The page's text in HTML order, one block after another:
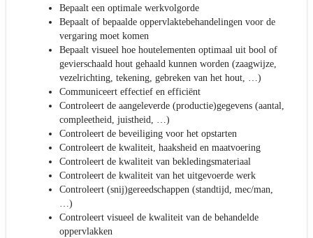
Bepaalt een optimale werkvolgorde
Bepaalt of bepaalde oppervlaktebehandelingen voor de
vergaring moet komen
Bepaalt visueel hoe houtelementen optimaal uit bool of
gevierschaald hout gehaald kunnen worden (zaagwijze,
vezelrichting, tekening, gebreken van het hout, …)
Communiceert effectief en efficiënt
Controleert de aangeleverde (productie)gegevens (aantal,
compleetheid, juistheid, …)
Controleert de beveiliging voor het opstarten
Controleert de kwaliteit, haaksheid en maatvoering
Controleert de kwaliteit van bekledingsmateriaal
Controleert de kwaliteit van het uitgevoerde werk
Controleert (snij)gereedschappen (standtijd, mec/man,
…)
Controleert visueel de kwaliteit van de behandelde
oppervlakken